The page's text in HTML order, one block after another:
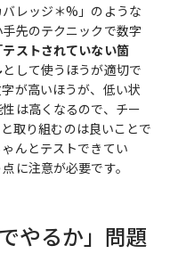
レッジ＊%」のような
先のテクニックで数字
テストされていない箇
として使うほうが適切で
が高いほうが、低い状
は高くなるので、チー
取り組むのは良いことで
んとテストできてい
に注意が必要です。
やるか」問題